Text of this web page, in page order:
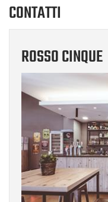
CONTATTI
ROSSO CINQUE